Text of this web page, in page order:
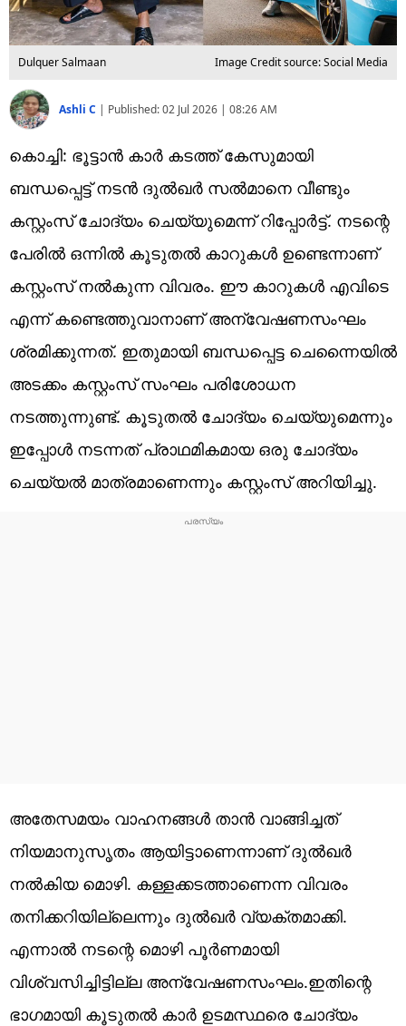
Dulquer Salmaan Image Credit source: Social Media
Ashli C | Published:02 Jul 2026 | 08:26 AM
കൊച്ചി: ഭൂട്ടാൻ കാർ കടത്ത് കേസുമായി
ബന്ധപ്പെട്ട് നടൻ ദുൽഖർ സൽമാനെ വീണ്ടും
കസ്റ്റംസ് ചോദ്യം ചെയ്യുമെന്ന് റിപ്പോർട്ട്. നടന്റെ
പേരിൽ ഒന്നിൽ കൂടുതൽ കാറുകൾ ഉണ്ടെന്നാണ്
കസ്റ്റംസ് നൽകുന്ന വിവരം. ഈ കാറുകൾ എവിടെ
എന്ന് കണ്ടെത്തുവാനാണ് അന്വേഷണസംഘം
ശ്രമിക്കുന്നത്. ഇതുമായി ബന്ധപ്പെട്ട ചെന്നൈയിൽ
അടക്കം കസ്റ്റംസ് സംഘം പരിശോധന
നടത്തുന്നുണ്ട്. കൂടുതൽ ചോദ്യം ചെയ്യുമെന്നും
ഇപ്പോൾ നടന്നത് പ്രാഥമികമായ ഒരു ചോദ്യം
ചെയ്യൽ മാത്രമാണെന്നും കസ്റ്റംസ് അറിയിച്ചു.
അതേസമയം വാഹനങ്ങൾ താൻ വാങ്ങിച്ചത്
നിയമാനുസൃതം ആയിട്ടാണെന്നാണ് ദുൽഖർ
നൽകിയ മൊഴി. കള്ളക്കടത്താണെന്ന വിവരം
തനിക്കറിയില്ലെന്നും ദുൽഖർ വ്യക്തമാക്കി.
എന്നാൽ നടന്റെ മൊഴി പൂർണമായി
വിശ്വസിച്ചിട്ടില്ല അന്വേഷണസംഘം.ഇതിന്റെ
ഭാഗമായി കൂടുതൽ കാർ ഉടമസ്ഥരെ ചോദ്യം